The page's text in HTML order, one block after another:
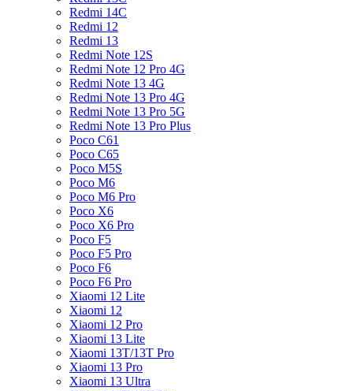
Redmi 14C
Redmi 12
Redmi 13
Redmi Note 12S
Redmi Note 12 Pro 4G
Redmi Note 13 4G
Redmi Note 13 Pro 4G
Redmi Note 13 Pro 5G
Redmi Note 13 Pro Plus
Poco C61
Poco C65
Poco M5S
Poco M6
Poco M6 Pro
Poco X6
Poco X6 Pro
Poco F5
Poco F5 Pro
Poco F6
Poco F6 Pro
Xiaomi 12 Lite
Xiaomi 12
Xiaomi 12 Pro
Xiaomi 13 Lite
Xiaomi 13T/13T Pro
Xiaomi 13 Pro
Xiaomi 13 Ultra